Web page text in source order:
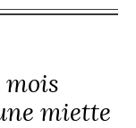
mois
miette